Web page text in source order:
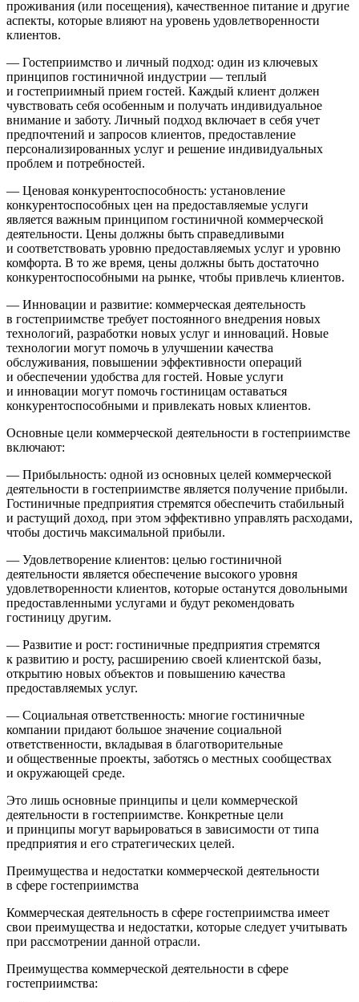
проживания (или посещения), качественное питание и другие
аспекты, которые влияют на уровень удовлетворенности
клиентов.
— Гостеприимство и личный подход: один из ключевых
принципов гостиничной индустрии — теплый
и гостеприимный прием гостей. Каждый клиент должен
чувствовать себя особенным и получать индивидуальное
внимание и заботу. Личный подход включает в себя учет
предпочтений и запросов клиентов, предоставление
персонализированных услуг и решение индивидуальных
проблем и потребностей.
— Ценовая конкурентоспособность: установление
конкурентоспособных цен на предоставляемые услуги
является важным принципом гостиничной коммерческой
деятельности. Цены должны быть справедливыми
и соответствовать уровню предоставляемых услуг и уровню
комфорта. В то же время, цены должны быть достаточно
конкурентоспособными на рынке, чтобы привлечь клиентов.
— Инновации и развитие: коммерческая деятельность
в гостеприимстве требует постоянного внедрения новых
технологий, разработки новых услуг и инноваций. Новые
технологии могут помочь в улучшении качества
обслуживания, повышении эффективности операций
и обеспечении удобства для гостей. Новые услуги
и инновации могут помочь гостиницам оставаться
конкурентоспособными и привлекать новых клиентов.
Основные цели коммерческой деятельности в гостеприимстве
включают:
— Прибыльность: одной из основных целей коммерческой
деятельности в гостеприимстве является получение прибыли.
Гостиничные предприятия стремятся обеспечить стабильный
и растущий доход, при этом эффективно управлять расходами,
чтобы достичь максимальной прибыли.
— Удовлетворение клиентов: целью гостиничной
деятельности является обеспечение высокого уровня
удовлетворенности клиентов, которые останутся довольными
предоставленными услугами и будут рекомендовать
гостиницу другим.
— Развитие и рост: гостиничные предприятия стремятся
к развитию и росту, расширению своей клиентской базы,
открытию новых объектов и повышению качества
предоставляемых услуг.
— Социальная ответственность: многие гостиничные
компании придают большое значение социальной
ответственности, вкладывая в благотворительные
и общественные проекты, заботясь о местных сообществах
и окружающей среде.
Это лишь основные принципы и цели коммерческой
деятельности в гостеприимстве. Конкретные цели
и принципы могут варьироваться в зависимости от типа
предприятия и его стратегических целей.
Преимущества и недостатки коммерческой деятельности
в сфере гостеприимства
Коммерческая деятельность в сфере гостеприимства имеет
свои преимущества и недостатки, которые следует учитывать
при рассмотрении данной отрасли.
Преимущества коммерческой деятельности в сфере
гостеприимства: